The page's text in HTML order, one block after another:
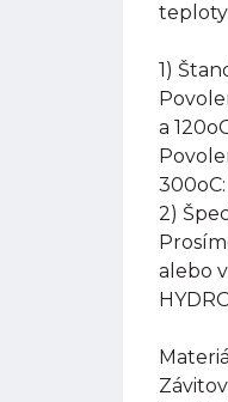
teploty
1)
a
2)
alebo